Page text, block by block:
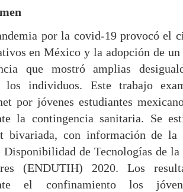
por la covid-19 provocó el
en México y la adopción de un
que mostró amplias
los individuos. Este trabajo
por jóvenes estudiantes
la contingencia sanitaria. Se
bivariada, con información de la
Disponibilidad de Tecnologías de
(ENDUTIH) 2020. Los
el confinamiento los